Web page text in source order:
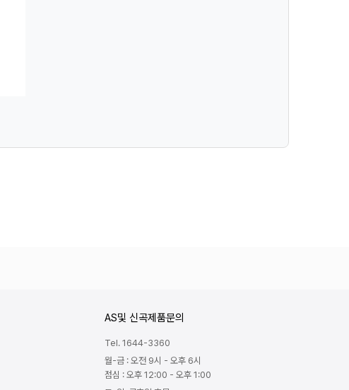
AS및 신곡제품문의
Tel. 1644-3360
월-금 : 오전 9시 - 오후 6시
점심 : 오후 12:00 - 오후 1:00